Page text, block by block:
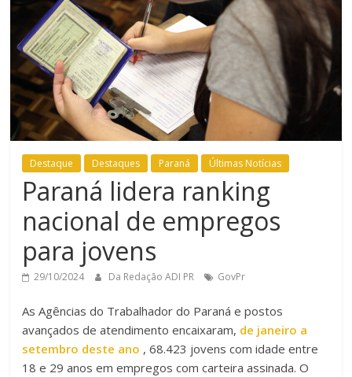
notícias
Paraná
Destaque Destaques Paraná Últimas Notícias
Paraná lidera ranking
nacional de empregos
para jovens
29/10/2024 Da Redação ADI PR GovPr
As Agências do Trabalhador do Paraná e postos
avançados de atendimento encaixaram, de janeiro a
setembro deste ano , 68.423 jovens com idade entre
18 e 29 anos em empregos com carteira assinada. O